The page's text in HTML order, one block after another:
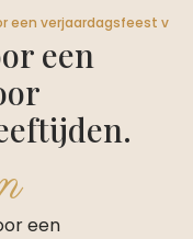
een verjaardagsfeest
een
een